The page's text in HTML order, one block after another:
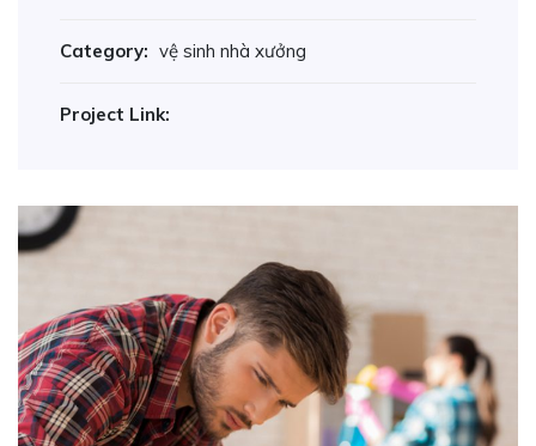
Category: vệ sinh nhà xưởng
Project Link: